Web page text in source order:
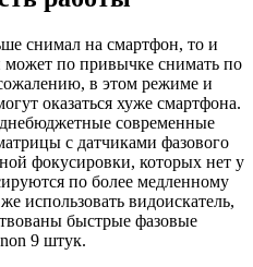
снимал на смартфон, то и
может по привычке снимать по
в этом режиме и
оказаться хуже смартфона.
современные
с датчиками фазового
фокусировки, которых нет у
по более медленному
использовать видоискатель,
быстрые фазовые
9 штук.